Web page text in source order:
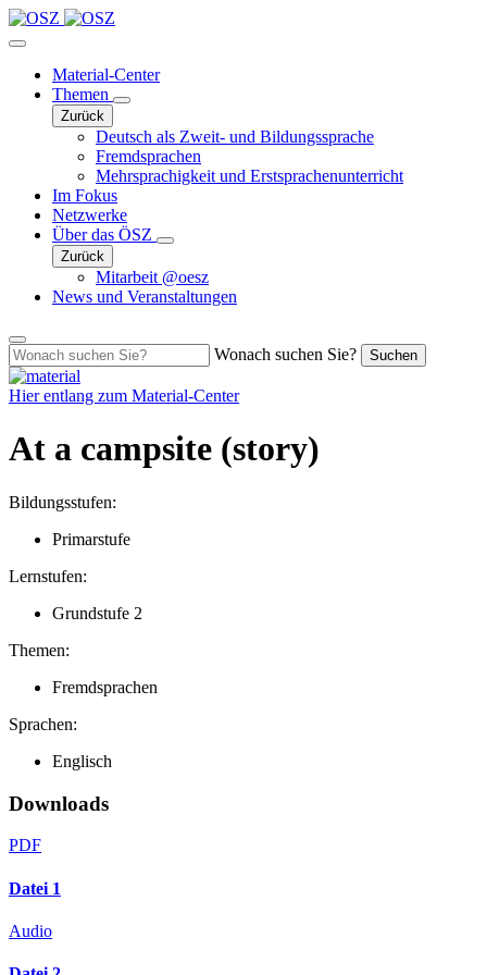
Material-Center
Themen
Zurück
Deutsch als Zweit- und Bildungssprache
Fremdsprachen
Mehrsprachigkeit und Erstsprachenunterricht
Im Fokus
Netzwerke
Über das ÖSZ
Zurück
Mitarbeit @oesz
News und Veranstaltungen
Wonach suchen Sie? Suchen
Hier entlang zum Material-Center
At a campsite (story)
Bildungsstufen:
Primarstufe
Lernstufen:
Grundstufe 2
Themen:
Fremdsprachen
Sprachen:
Englisch
Downloads
PDF
Datei 1
Audio